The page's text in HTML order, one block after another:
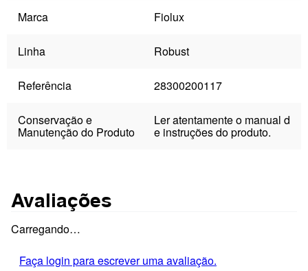
Marca
Fiolux
Linha Robust
Referência 28300200117
Conservação e
Manutenção do Produto
Ler atentamente o manual d
e instruções do produto.
Avaliações
Carregando…
Faça login para escrever uma avaliação.